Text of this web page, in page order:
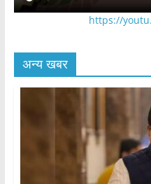
https://
अन्य खबर